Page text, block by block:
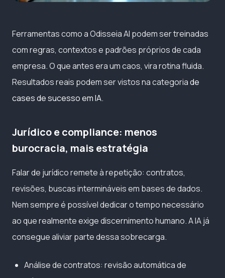
Ferramentas como a Odisseia AI podem ser treinadas
com regras, contextos e padrões próprios de cada
empresa. O que antes era um caos, vira rotina fluida.
Resultados reais podem ser vistos na categoriade
cases de sucesso em IA.
Jurídico e compliance: menos
burocracia, mais estratégia
Falar de jurídico remete à repetição: contratos,
revisões, buscas intermináveis em bases de dados.
Nem sempre é possível dedicar o tempo necessário
ao que realmente exige discernimento humano. A IA já
consegue aliviar parte dessa sobrecarga.
Análise de contratos: revisão automática de